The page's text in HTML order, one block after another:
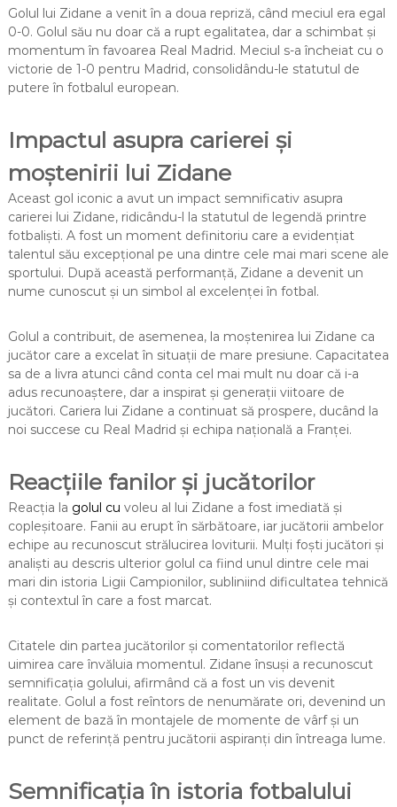
Golul lui Zidane a venit în a doua repriză, când meciul era egal
0-0. Golul său nu doar că a rupt egalitatea, dar a schimbat și
momentum în favoarea Real Madrid. Meciul s-a încheiat cu o
victorie de 1-0 pentru Madrid, consolidându-le statutul de
putere în fotbalul european.
Impactul asupra carierei și
moștenirii lui Zidane
Aceast gol iconic a avut un impact semnificativ asupra
carierei lui Zidane, ridicându-l la statutul de legendă printre
fotbaliști. A fost un moment definitoriu care a evidențiat
talentul său excepțional pe una dintre cele mai mari scene ale
sportului. După această performanță, Zidane a devenit un
nume cunoscut și un simbol al excelenței în fotbal.
Golul a contribuit, de asemenea, la moștenirea lui Zidane ca
jucător care a excelat în situații de mare presiune. Capacitatea
sa de a livra atunci când conta cel mai mult nu doar că i-a
adus recunoaștere, dar a inspirat și generații viitoare de
jucători. Cariera lui Zidane a continuat să prospere, ducând la
noi succese cu Real Madrid și echipa națională a Franței.
Reacțiile fanilor și jucătorilor
Reacția la golul cu voleu al lui Zidane a fost imediată și
copleșitoare. Fanii au erupt în sărbătoare, iar jucătorii ambelor
echipe au recunoscut strălucirea loviturii. Mulți foști jucători și
analiști au descris ulterior golul ca fiind unul dintre cele mai
mari din istoria Ligii Campionilor, subliniind dificultatea tehnică
și contextul în care a fost marcat.
Citatele din partea jucătorilor și comentatorilor reflectă
uimirea care învăluia momentul. Zidane însuși a recunoscut
semnificația golului, afirmând că a fost un vis devenit
realitate. Golul a fost reîntors de nenumărate ori, devenind un
element de bază în montajele de momente de vârf și un
punct de referință pentru jucătorii aspiranți din întreaga lume.
Semnificația în istoria fotbalului